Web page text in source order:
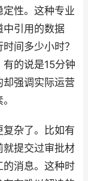
性。这种专业
中引用的数据
间多少小时？
的说是15分钟
强调实际运营
杂了。比如有
就提交过审批材
的消息。这种时